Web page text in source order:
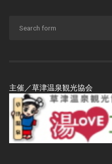
主催／草津温泉観光協会